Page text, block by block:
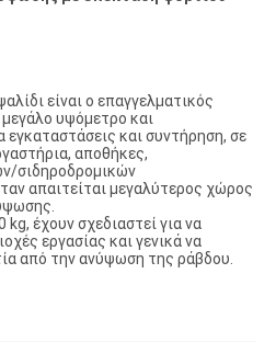
είναι ο επαγγελματικός
υψόμετρο και
εγκαταστάσεις και συντήρηση, σε
αποθήκες,
σιδηροδρομικών
απαιτείται μεγαλύτερος χώρος
έχουν σχεδιαστεί για να
εργασίας και γενικά να
από την ανύψωση της ράβδου.